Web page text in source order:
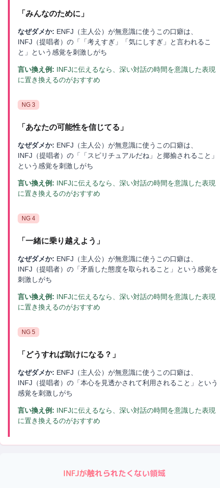
「 みんなのために 」
なぜダメか: ENFJ（主人公）が無意識に使うこの口癖は、
INFJ（提唱者）の「「考えすぎ」「気にしすぎ」と言われるこ
と」という感覚を刺激しがち
言い換え例: INFJに伝えるなら、深い対話の時間を意識した表現
に置き換えるのがおすすめ
NG 3
「 あなたの可能性を信じてる 」
なぜダメか: ENFJ（主人公）が無意識に使うこの口癖は、
INFJ（提唱者）の「「スピリチュアルだね」と揶揄されること」
という感覚を刺激しがち
言い換え例: INFJに伝えるなら、深い対話の時間を意識した表現
に置き換えるのがおすすめ
NG 4
「 一緒に乗り越えよう 」
なぜダメか: ENFJ（主人公）が無意識に使うこの口癖は、
INFJ（提唱者）の「矛盾した態度を取られること」という感覚を
刺激しがち
言い換え例: INFJに伝えるなら、深い対話の時間を意識した表現
に置き換えるのがおすすめ
NG 5
「 どうすれば助けになる？ 」
なぜダメか: ENFJ（主人公）が無意識に使うこの口癖は、
INFJ（提唱者）の「本心を見透かされて利用されること」という
感覚を刺激しがち
言い換え例: INFJに伝えるなら、深い対話の時間を意識した表現
に置き換えるのがおすすめ
INFJが触れられたくない領域